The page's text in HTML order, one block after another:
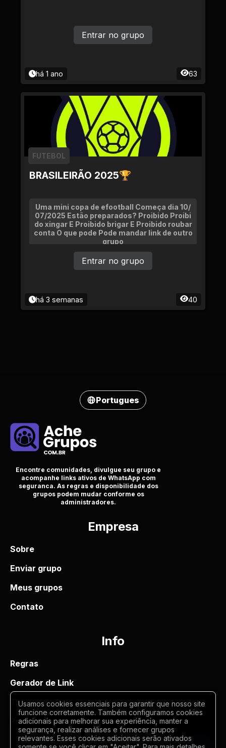
há 1 ano 63
Entrar no grupo
BRASILEIRÃO 2025🏆
FUTEBOL
Uma mini copa de efootball Começa dia 10/
07/2025 Estão preparados? Proibido Proibi
do xingar E Proibido brigar E Proibido roubar
conta O que pode Pode mandar link de outro
grupo
há 3 semanas 40
Entrar no grupo
Portugues
Encontre comunidades, divulgue seu grupo e
acompanhe links ativos de WhatsApp com
seguranca. As regras e disponibilidade dos
grupos podem mudar conforme os
administradores.
Empresa
Sobre
Enviar grupo
Meus grupos
Contato
Info
Regras
Gerador de Link
Termos de uso
Politica de privacidade
Usamos cookies essenciais para garantir que nosso site
funcione corretamente. Também configuramos cookies
adicionais para melhorar sua experiência, manter a
segurança, realizar análises e fornecer grupos
relevantes. Esses cookies adicionais serão ativados